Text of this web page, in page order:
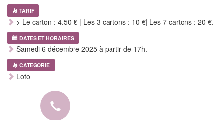
TARIF
> Le carton : 4.50 € | Les 3 cartons : 10 €| Les 7 cartons : 20 €.
DATES ET HORAIRES
Samedi 6 décembre 2025 à partir de 17h.
CATEGORIE
Loto